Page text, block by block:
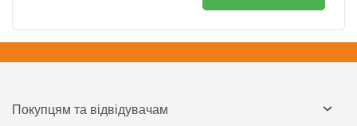
Покупцям та відвідувачам